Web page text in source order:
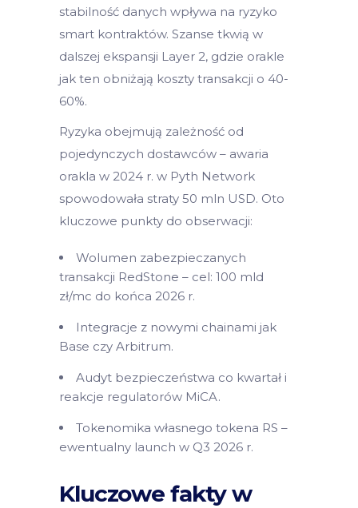
stabilność danych wpływa na ryzyko
smart kontraktów. Szanse tkwią w
dalszej ekspansji Layer 2, gdzie orakle
jak ten obniżają koszty transakcji o 40-
60%.
Ryzyka obejmują zależność od
pojedynczych dostawców – awaria
orakla w 2024 r. w Pyth Network
spowodowała straty 50 mln USD. Oto
kluczowe punkty do obserwacji:
Wolumen zabezpieczanych
transakcji RedStone – cel: 100 mld
zł/mc do końca 2026 r.
Integracje z nowymi chainami jak
Base czy Arbitrum.
Audyt bezpieczeństwa co kwartał i
reakcje regulatorów MiCA.
Tokenomika własnego tokena RS –
ewentualny launch w Q3 2026 r.
Kluczowe fakty w